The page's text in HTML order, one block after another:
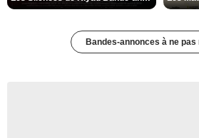
Bandes-annonces à ne pas